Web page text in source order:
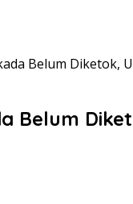
Belum Diketok,
Belum